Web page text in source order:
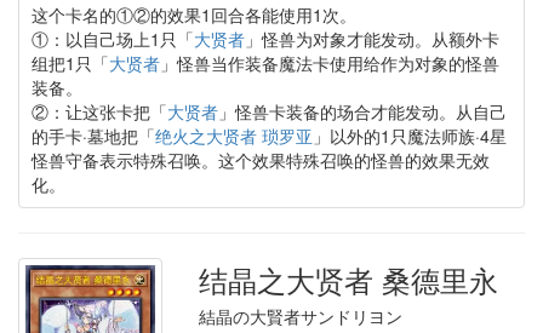
这个卡名的①②的效果1回合各能使用1次。
①：以自己场上1只「大贤者」怪兽为对象才能发动。从额外卡
组把1只「大贤者」怪兽当作装备魔法卡使用给作为对象的怪兽
装备。
②：让这张卡把「大贤者」怪兽卡装备的场合才能发动。从自己
的手卡·墓地把「绝火之大贤者 琐罗亚 」以外的1只魔法师族·4星
怪兽守备表示特殊召唤。这个效果特殊召唤的怪兽的效果无效
化。
结晶之大贤者 桑德里永
結晶の大賢者サンドリヨン